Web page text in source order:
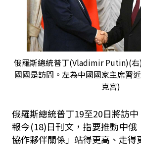
俄羅斯總統普丁(Vladimir Putin)(
國國是訪問。左為中國國家主席習
克宮)
俄羅斯總統普丁19至20日將訪
報今(18)日刊文，指要推動中俄
協作夥伴關係」站得更高、走得